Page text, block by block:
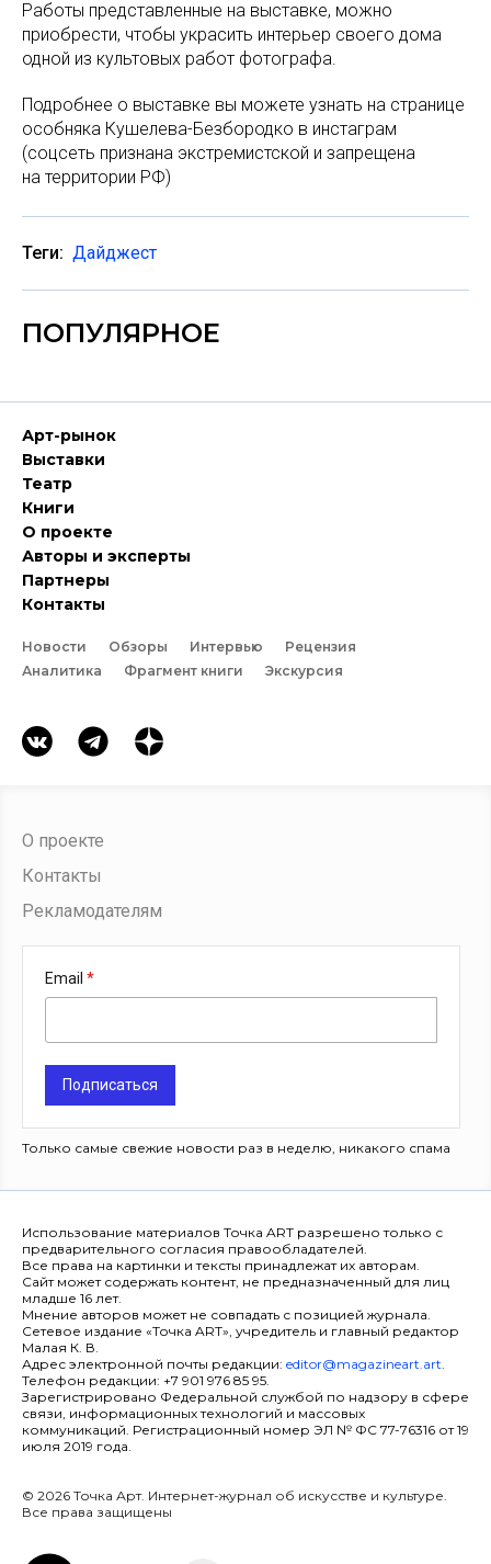
Работы представленные на выставке, можно
приобрести, чтобы украсить интерьер своего дома
одной из культовых работ фотографа.
Подробнее о выставке вы можете узнать на странице
особняка Кушелева-Безбородко в инстаграм
(соцсеть признана экстремистской и запрещена
на территории РФ)
Теги: Дайджест
ПОПУЛЯРНОЕ
Арт-рынок
Выставки
Театр
Книги
О проекте
Авторы и эксперты
Партнеры
Контакты
Новости Обзоры Интервью
Рецензия
Аналитика
Фрагмент книги Экскурсия
О проекте
Контакты
Рекламодателям
Email
Подписаться
Только самые свежие новости раз в неделю, никакого спама
Использование материалов Точка ART разрешено только с
предварительного согласия правообладателей.
Все права на картинки и тексты принадлежат их авторам.
Сайт может содержать контент, не предназначенный для лиц
младше 16 лет.
Мнение авторов может не совпадать с позицией журнала.
Сетевое издание «Точка ART», учредитель и главный редактор
Малая К. В.
Адрес электронной почты редакции: editor@magazineart.art.
Телефон редакции: +7 901 976 85 95.
Зарегистрировано Федеральной службой по надзору в сфере
связи, информационных технологий и массовых
коммуникаций. Регистрационный номер ЭЛ № ФС 77-76316 от 19
июля 2019 года.
© 2026 Точка Арт. Интернет-журнал об искусстве и культуре.
Все права защищены